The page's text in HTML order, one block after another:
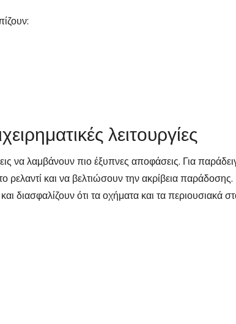
λειτουργίες
να λαμβάνουν πιο έξυπνες αποφάσεις. Για
ρελαντί και να βελτιώσουν την ακρίβεια παράδοσης.
ότι τα οχήματα και τα περιουσιακά